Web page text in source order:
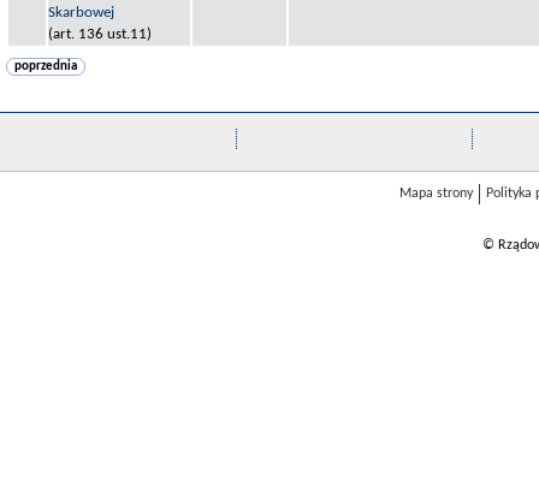
Skarbowej
(art. 136 ust.11)
poprzednia
Mapa strony Polityka
©